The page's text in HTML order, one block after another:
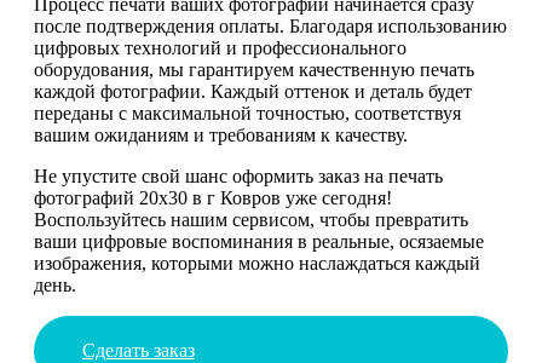
после подтверждения оплаты. Благодаря использованию
цифровых технологий и профессионального
оборудования, мы гарантируем качественную печать
каждой фотографии. Каждый оттенок и деталь будет
переданы с максимальной точностью, соответствуя
вашим ожиданиям и требованиям к качеству.
Не упустите свой шанс оформить заказ на печать
фотографий 20х30 в г Ковров уже сегодня!
Воспользуйтесь нашим сервисом, чтобы превратить
ваши цифровые воспоминания в реальные, осязаемые
изображения, которыми можно наслаждаться каждый
день.
Сделать заказ